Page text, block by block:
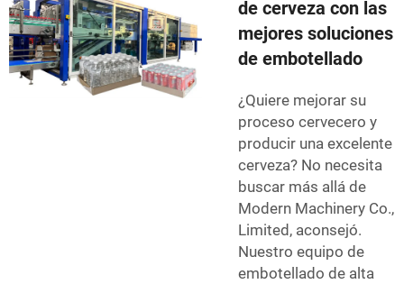
de cerveza con las
mejores soluciones
de embotellado
¿Quiere mejorar su
proceso cervecero y
producir una excelente
cerveza? No necesita
buscar más allá de
Modern Machinery Co.,
Limited, aconsejó.
Nuestro equipo de
embotellado de alta